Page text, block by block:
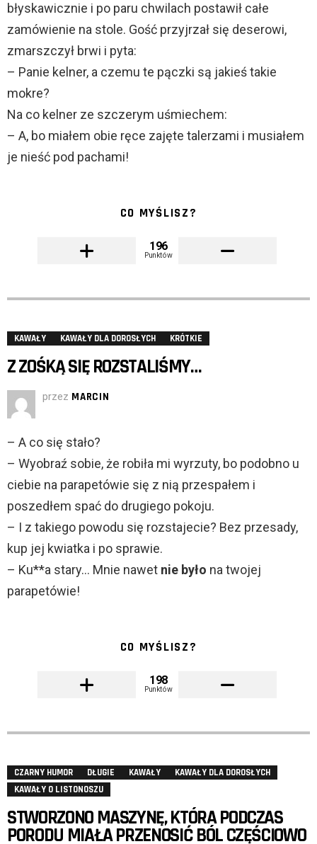
błyskawicznie i po paru chwilach postawił całe
zamówienie na stole. Gość przyjrzał się deserowi,
zmarszczył brwi i pyta:
– Panie kelner, a czemu te pączki są jakieś takie
mokre?
Na co kelner ze szczerym uśmiechem:
– A, bo miałem obie ręce zajęte talerzami i musiałem
je nieść pod pachami!
CO MYŚLISZ?
196
Punktów
KAWAŁY KAWAŁY DLA DOROSŁYCH KRÓTKIE
Z ZOŚKĄ SIĘ ROZSTALIŚMY…
przez MARCIN
– A co się stało?
– Wyobraź sobie, że robiła mi wyrzuty, bo podobno u
ciebie na parapetówie się z nią przespałem i
poszedłem spać do drugiego pokoju.
– I z takiego powodu się rozstajecie? Bez przesady,
kup jej kwiatka i po sprawie.
– Ku**a stary… Mnie nawet nie było na twojej
parapetówie!
CO MYŚLISZ?
198
Punktów
CZARNY HUMOR DŁUGIE KAWAŁY
KAWAŁY DLA DOROSŁYCH
KAWAŁY O LISTONOSZU
STWORZONO MASZYNĘ, KTÓRA PODCZAS
PORODU MIAŁA PRZENOSIĆ BÓL CZĘŚCIOWO